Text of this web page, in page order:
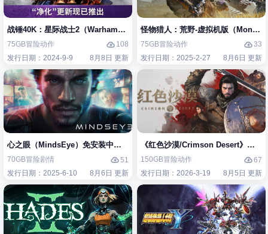
战锤40K：星际战士2（Warhammer 40,000: Space Marine 2）免安装中文
75GB冒险动作
108
发行日期：2024-9-9
8月8日 更新
怪物猎人：荒野-虚拟机版（
75GB冒险动作
33
发行日期：2025-2-27
8月6日 更新
心之眼（MindsEye）免安装中文版
70GB冒险剧情
51
发行日期：2025-6-10
8月6日 更新
《红色沙漠/Crimson Desert》免安
150GB冒险动作
67
发行日期：2026-3-19
8月5日 更新